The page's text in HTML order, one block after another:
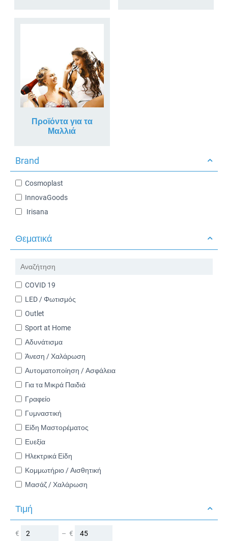
Προϊόντα για τα
Μαλλιά
Brand
Cosmoplast
InnovaGoods
Irisana​
Θεματικά
COVID 19
LED / Φωτισμός
Outlet
Sport at Home
Αδυνάτισμα
Άνεση / Χαλάρωση
Αυτοματοποίηση / Ασφάλεια
Για τα Μικρά Παιδιά
Γραφείο
Γυμναστική
Είδη Μαστορέματος
Ευεξία
Ηλεκτρικά Είδη
Κομμωτήριο / Αισθητική
Μασάζ / Χαλάρωση
Μπάρμπεκιου / Γκριλ
Τιμή
€ – €